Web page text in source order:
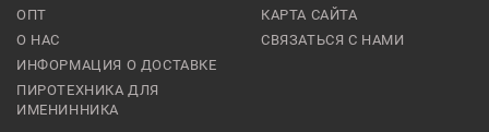
ОПТ
О НАС
ИНФОРМАЦИЯ О ДОСТАВКЕ
ПИРОТЕХНИКА ДЛЯ
ИМЕНИННИКА
КАРТА САЙТА
СВЯЗАТЬСЯ С НАМИ